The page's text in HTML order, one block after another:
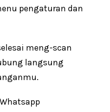
pengaturan dan
meng-scan
langsung